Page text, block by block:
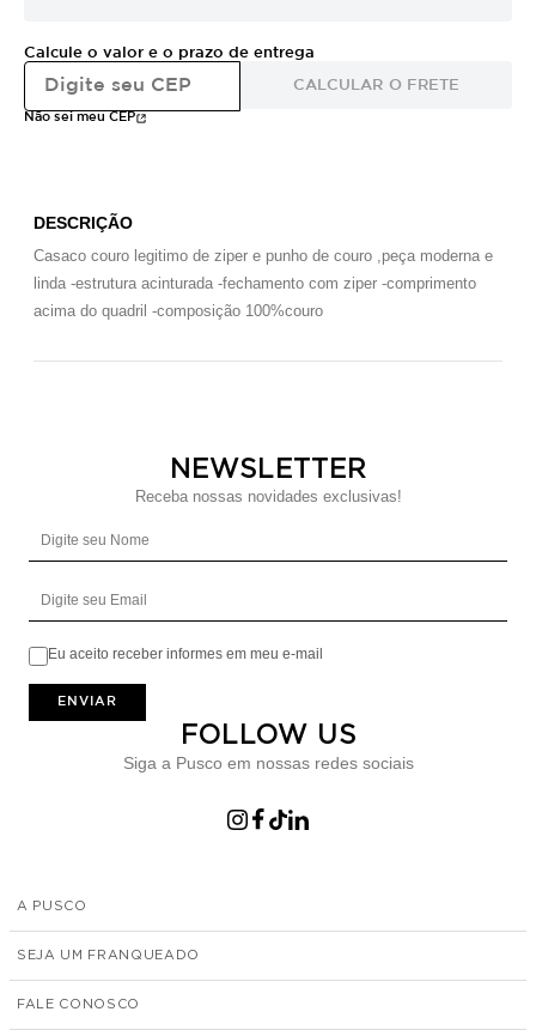
Calcule o valor e o prazo de entrega
CALCULAR O FRETE
Não sei meu CEP
DESCRIÇÃO
Casaco couro legitimo de ziper e punho de couro ,peça moderna e
linda -estrutura acinturada -fechamento com ziper -comprimento
acima do quadril -composição 100%couro
NEWSLETTER
Receba nossas novidades exclusivas!
Eu aceito receber informes em meu e-mail
ENVIAR
FOLLOW US
Siga a Pusco em nossas redes sociais
A PUSCO
SEJA UM FRANQUEADO
FALE CONOSCO